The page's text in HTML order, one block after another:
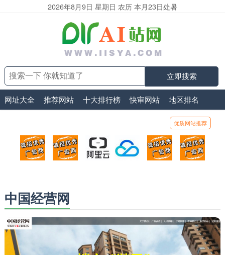
2026年8月9日 星期日 农历 本月23日处暑
立即搜索
网址大全 推荐网站 十大排行榜 快审网站 地区排名
优质网站推荐
顶部广告位1
广告位招商_广告位待售
顶部广告位2
广告位招商_广告位待售
阿里云
打折活动、99元/年
腾讯云
优惠打折，99元/年
顶部广告位5
广告位招商_
中国经营网